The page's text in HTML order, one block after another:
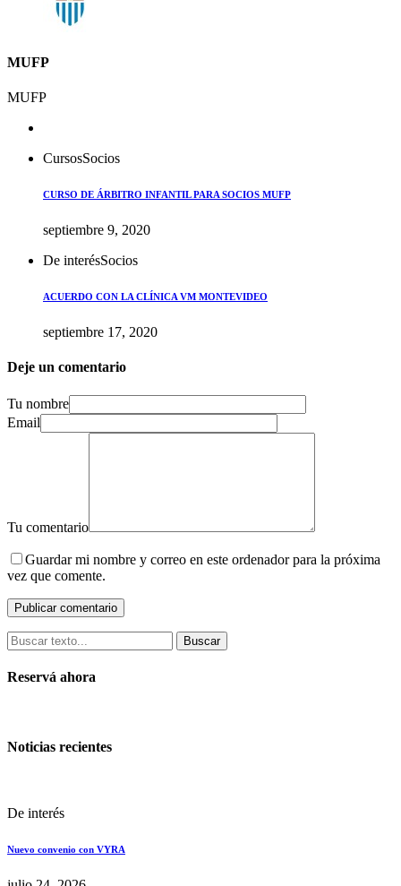
MUFP
MUFP
CursosSocios
CURSO DE ÁRBITRO INFANTIL PARA SOCIOS MUFP
septiembre 9, 2020
De interésSocios
ACUERDO CON LA CLÍNICA VM MONTEVIDEO
septiembre 17, 2020
Deje un comentario
Tu nombre
Email
Tu comentario
Guardar mi nombre y correo en este ordenador para la próxima
vez que comente.
Buscar
Reservá ahora
Noticias recientes
De interés
Nuevo convenio con VYRA